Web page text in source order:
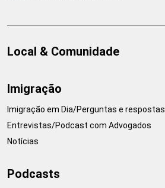
Local & Comunidade
Imigração
Imigração em Dia/Perguntas e respostas
Entrevistas/Podcast com Advogados
Notícias
Podcasts